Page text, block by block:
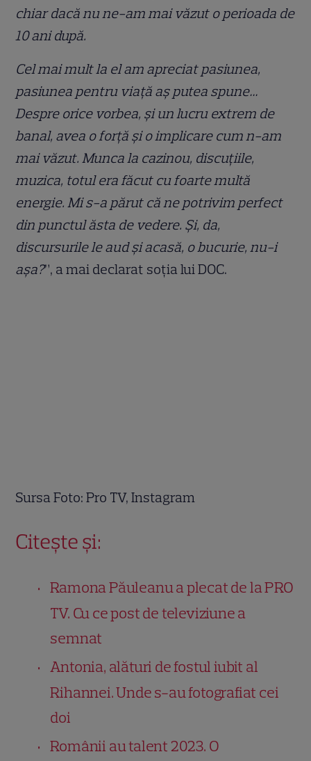
chiar dacă nu ne-am mai văzut o perioada de
10 ani după.
Cel mai mult la el am apreciat pasiunea,
pasiunea pentru viață aș putea spune…
Despre orice vorbea, și un lucru extrem de
banal, avea o forță și o implicare cum n-am
mai văzut. Munca la cazinou, discuțiile,
muzica, totul era făcut cu foarte multă
energie. Mi s-a părut că ne potrivim perfect
din punctul ăsta de vedere. Și, da,
discursurile le aud și acasă, o bucurie, nu-i
așa?”, a mai declarat soția lui DOC.
Sursa Foto: Pro TV, Instagram
Citește și:
Ramona Păuleanu a plecat de la PRO
TV. Cu ce post de televiziune a
semnat
Antonia, alături de fostul iubit al
Rihannei. Unde s-au fotografiat cei
doi
Românii au talent 2023. O